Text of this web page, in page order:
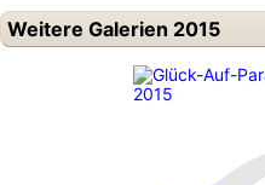
Weitere Galerien 2015